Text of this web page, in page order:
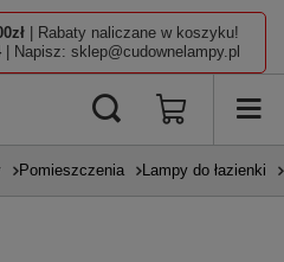
| Rabaty naliczane w koszyku!
| Napisz: sklep@cudownelampy.pl
Pomieszczenia Lampy do łazienki